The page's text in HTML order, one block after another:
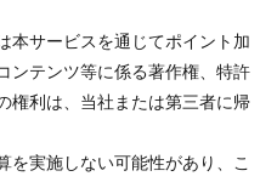
本サービスを通じてポイント加
ンテンツ等に係る著作権、特許
権利は、当社または第三者に帰
を実施しない可能性があり、こ